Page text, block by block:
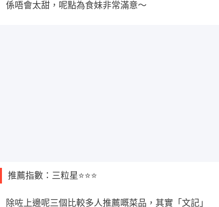
係唔會太甜，呢點為食妹非常滿意～
推薦指數：三粒星⭐️⭐️⭐️
除咗上邊呢三個比較多人推薦嘅菜品，其實「文記」